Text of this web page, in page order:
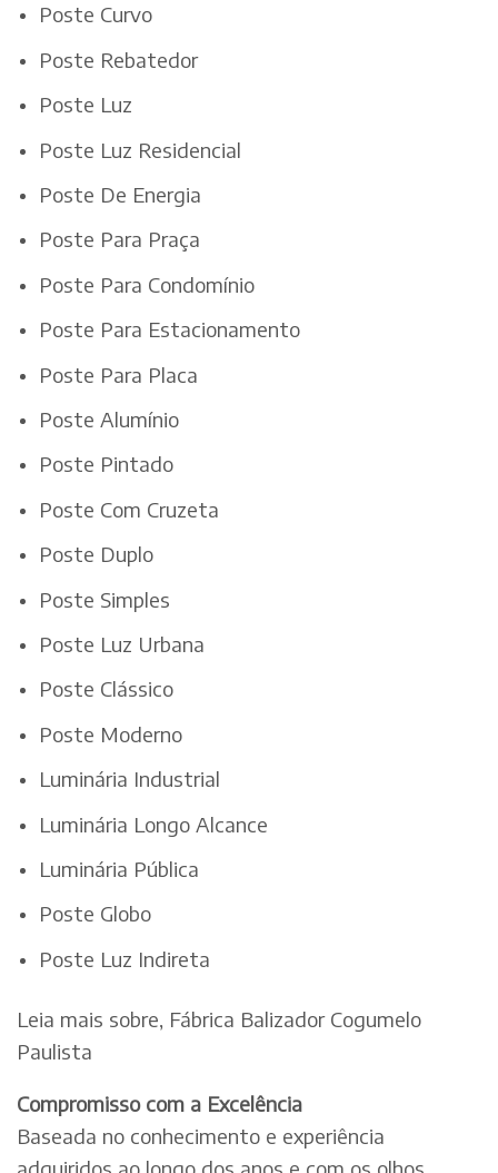
Poste Curvo
Poste Rebatedor
Poste Luz
Poste Luz Residencial
Poste De Energia
Poste Para Praça
Poste Para Condomínio
Poste Para Estacionamento
Poste Para Placa
Poste Alumínio
Poste Pintado
Poste Com Cruzeta
Poste Duplo
Poste Simples
Poste Luz Urbana
Poste Clássico
Poste Moderno
Luminária Industrial
Luminária Longo Alcance
Luminária Pública
Poste Globo
Poste Luz Indireta
Leia mais sobre, Fábrica Balizador Cogumelo
Paulista
Compromisso com a Excelência
Baseada no conhecimento e experiência